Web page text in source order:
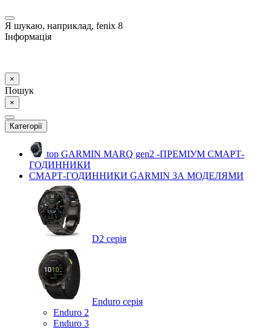
Я шукаю, наприклад, fenix 8
Інформація
×
Пошук
×
Категорії
top GARMIN MARQ gen2 -ПРЕМІУМ СМАРТ-
ГОДИННИКИ
СМАРТ-ГОДИННИКИ GARMIN ЗА МОДЕЛЯМИ
D2 серія
Enduro серія
Enduro 2
Enduro 3